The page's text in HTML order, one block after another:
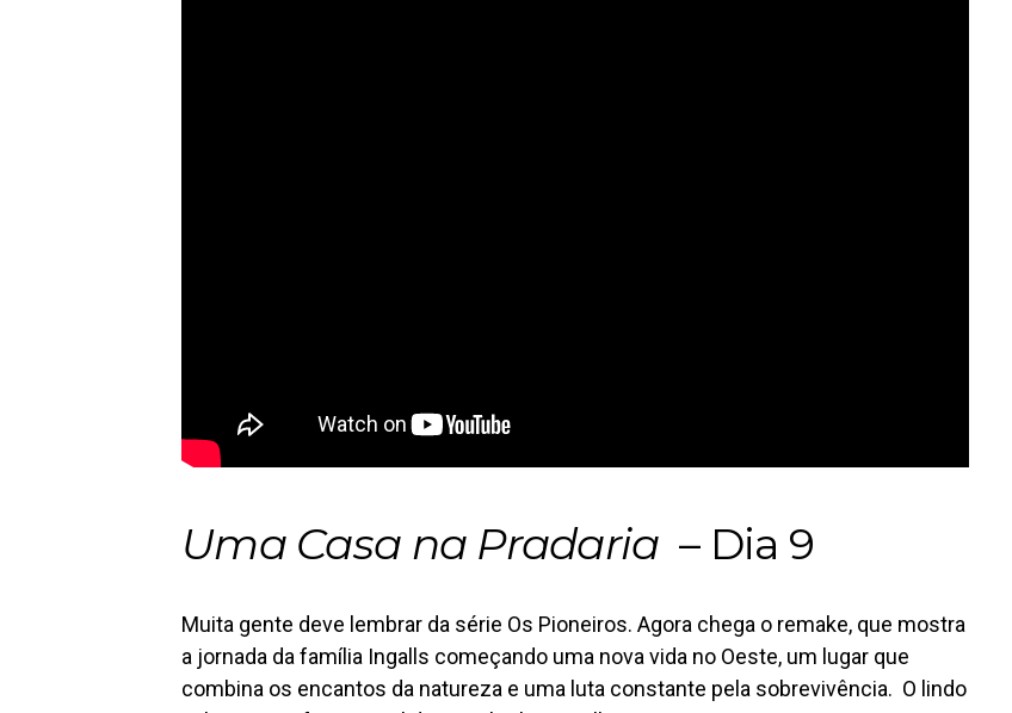
Uma Casa na Pradaria – Dia 9
Muita gente deve lembrar da série Os Pioneiros. Agora chega o remake, que mostra
a jornada da família Ingalls começando uma nova vida no Oeste, um lugar que
combina os encantos da natureza e uma luta constante pela sobrevivência. O lindo